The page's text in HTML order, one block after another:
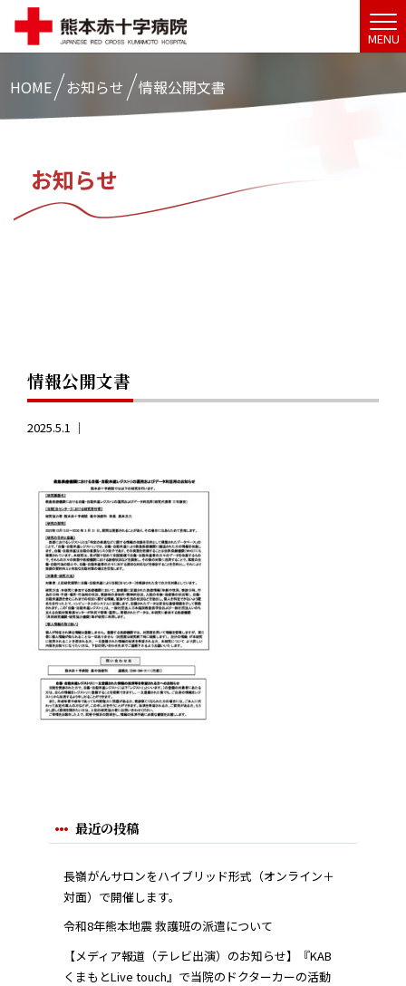
MENU
HOME お知らせ 情報公開文書
お知らせ
情報公開文書
2025.5.1 ｜
最近の投稿
長嶺がんサロンをハイブリッド形式（オンライン＋
対面）で開催します。
令和8年熊本地震 救護班の派遣について
【メディア報道（テレビ出演）のお知らせ】『KAB
くまもとLive touch』で当院のドクターカーの活動